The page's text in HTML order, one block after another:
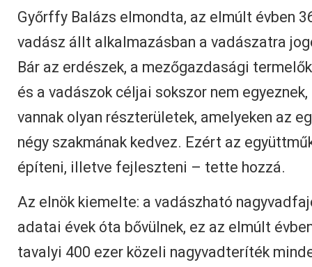
Győrffy Balázs elmondta, az elmúlt évben
vadász állt alkalmazásban a vadászatra
Bár az erdészek, a mezőgazdasági
és a vadászok céljai sokszor nem
vannak olyan részterületek, amelyeken az
négy szakmának kedvez. Ezért az
építeni, illetve fejleszteni – tette hozzá.
Az elnök kiemelte: a vadászható
adatai évek óta bővülnek, ez az elmúlt
tavalyi 400 ezer közeli nagyvadteríték